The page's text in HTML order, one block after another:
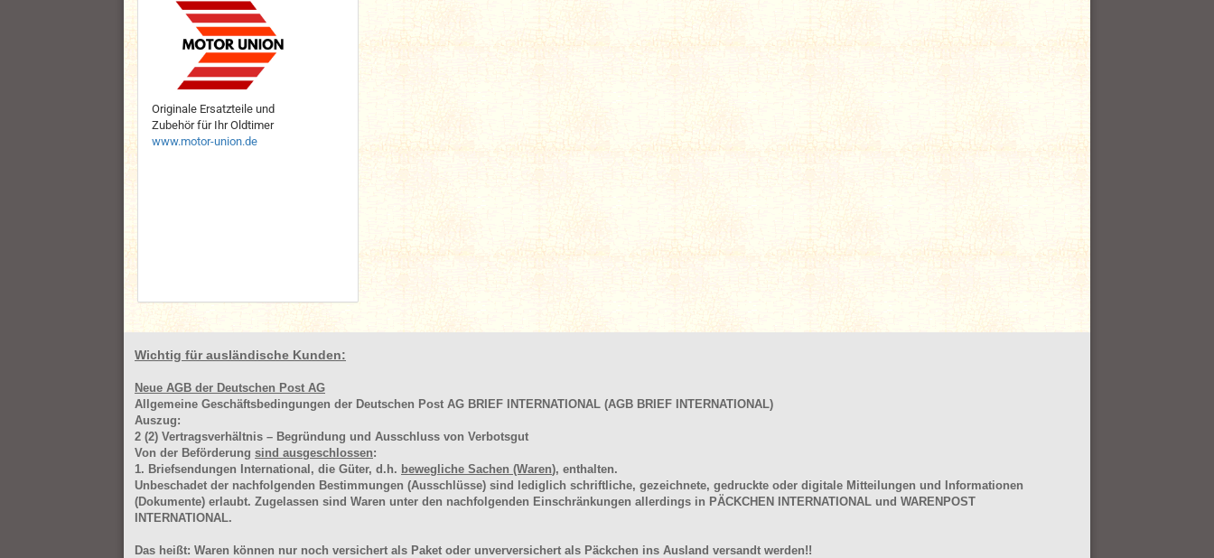
Originale Ersatzteile und
Zubehör für Ihr Oldtimer
www.motor-union.de
Wichtig für ausländische Kunden:
Neue AGB der Deutschen Post AG
Allgemeine Geschäftsbedingungen der Deutschen Post AG BRIEF INTERNATIONAL (AGB BRIEF INTERNATIONAL)
Auszug:
2 (2) Vertragsverhältnis – Begründung und Ausschluss von Verbotsgut
Von der Beförderung sind ausgeschlossen:
1. Briefsendungen International, die Güter, d.h. bewegliche Sachen (Waren), enthalten.
Unbeschadet der nachfolgenden Bestimmungen (Ausschlüsse) sind lediglich schriftliche, gezeichnete, gedruckte oder digitale Mitteilungen und Informationen
(Dokumente) erlaubt. Zugelassen sind Waren unter den nachfolgenden Einschränkungen allerdings in PÄCKCHEN INTERNATIONAL und WARENPOST
INTERNATIONAL.
Das heißt: Waren können nur noch versichert als Paket oder unverversichert als Päckchen ins Ausland versandt werden!!